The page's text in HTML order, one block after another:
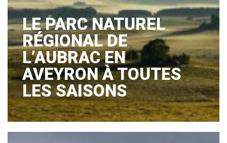
LE PARC NATUREL
RÉGIONAL DE
L’AUBRAC EN
AVEYRON À TOUTES
LES SAISONS